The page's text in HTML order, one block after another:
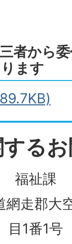
者から
ます
る
福祉課
走郡大
目1番1号